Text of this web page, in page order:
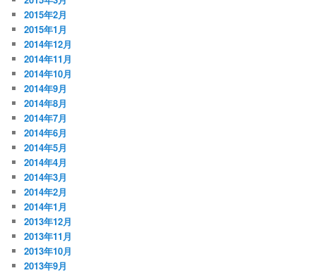
2015年2月
2015年1月
2014年12月
2014年11月
2014年10月
2014年9月
2014年8月
2014年7月
2014年6月
2014年5月
2014年4月
2014年3月
2014年2月
2014年1月
2013年12月
2013年11月
2013年10月
2013年9月